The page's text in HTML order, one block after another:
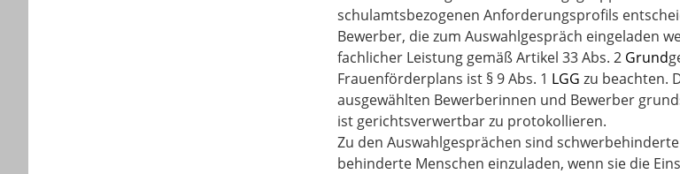
schulamtsbezogenen Anforderungsprofils
Bewerber, die zum Auswahlgespräch eingeladen
fachlicher Leistung gemäß Artikel 33 Abs. 2 Grund
Frauenförderplans ist § 9 Abs. 1 LGG zu beachten.
ausgewählten Bewerberinnen und Bewerber
ist gerichtsverwertbar zu protokollieren.
Zu den Auswahlgesprächen sind
behinderte Menschen einzuladen, wenn sie die